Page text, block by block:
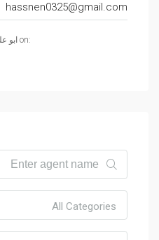
hassnen0325@gmail.com
Find ابو علي on:
All Categories